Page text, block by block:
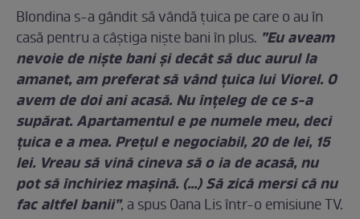
Blondina s-a gândit să vândă țuica pe care o au în
casă pentru a câștiga niște bani în plus. ”Eu aveam
nevoie de nişte bani şi decât să duc aurul la
amanet, am preferat să vând ţuica lui Viorel. O
avem de doi ani acasă. Nu înţeleg de ce s-a
supărat. Apartamentul e pe numele meu, deci
ţuica e a mea. Preţul e negociabil, 20 de lei, 15
lei. Vreau să vină cineva să o ia de acasă, nu
pot să închiriez maşină. (...) Să zică mersi că nu
fac altfel banii”, a spus Oana Lis într-o emisiune TV.